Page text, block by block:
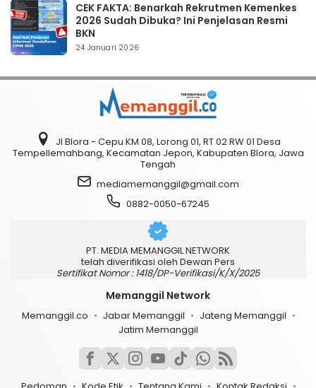
CEK FAKTA: Benarkah Rekrutmen Kemenkes
2026 Sudah Dibuka? Ini Penjelasan Resmi
BKN
24 Januari 2026
Jl Blora - Cepu KM 08, Lorong 01, RT 02 RW 01 Desa
Tempellemahbang, Kecamatan Jepon, Kabupaten Blora, Jawa
Tengah
mediamemanggil@gmail.com
0882-0050-67245
PT. MEDIA MEMANGGIL NETWORK
telah diverifikasi oleh Dewan Pers
Sertifikat Nomor : 1418/DP-Verifikasi/K/X/2025
Memanggil Network
Memanggil.co Jabar Memanggil
Jateng Memanggil
Jatim Memanggil